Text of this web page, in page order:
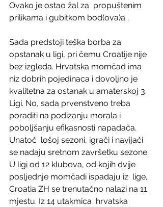
Ovako je ostao žal za  propuštenim
prilikama i gubitkom bod(ova)a .
Sada predstoji teška borba za
opstanak u ligi, pri čemu Croatije nije
bez izgleda. Hrvatska momčad ima
niz dobrih pojedinaca i dovoljno je
kvalitetna za ostanak u amaterskoj 3.
Ligi. No, sada prvenstveno treba
poraditi na podizanju morala i
poboljšanju efikasnosti napadača.
Unatoč  lošoj sezoni, igrači i navijači
se nadaju sretnom završetku sezone.
U ligi od 12 klubova, od kojih dvije
posljednje momčadi ispadaju iz  lige,
Croatia ZH se trenutačno nalazi na 11
mjestu. Iz 14 utakmica  hrvatska